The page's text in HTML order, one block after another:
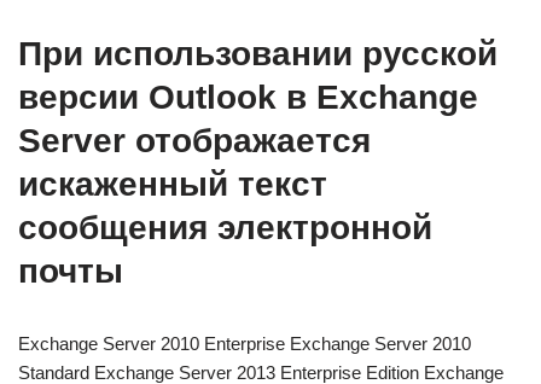
При использовании русской
версии Outlook в Exchange
Server отображается
искаженный текст
сообщения электронной
почты
Exchange Server 2010 Enterprise Exchange Server 2010
Standard Exchange Server 2013 Enterprise Edition Exchange